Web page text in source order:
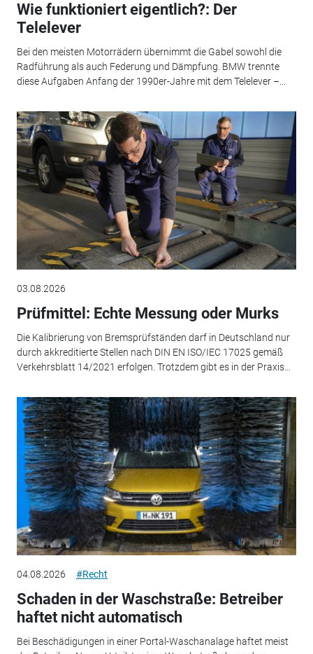
Wie funktioniert eigentlich?: Der
Telelever
Bei den meisten Motorrädern übernimmt die Gabel sowohl die
Radführung als auch Federung und Dämpfung. BMW trennte
diese Aufgaben Anfang der 1990er-Jahre mit dem Telelever –...
03.08.2026
Prüfmittel: Echte Messung oder Murks
Die Kalibrierung von Bremsprüfständen darf in Deutschland nur
durch akkreditierte Stellen nach DIN EN ISO/IEC 17025 gemäß
Verkehrsblatt 14/2021 erfolgen. Trotzdem gibt es in der Praxis...
04.08.2026 #Recht
Schaden in der Waschstraße: Betreiber
haftet nicht automatisch
Bei Beschädigungen in einer Portal-Waschanalage haftet meist